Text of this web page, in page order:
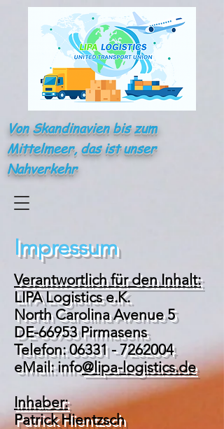
Von Skandinavien bis zum
Mittelmeer, das ist unser
Nahverkehr
Impressum
Verantwortlich für den Inhalt:
LIPA Logistics e.K.
North Carolina Avenue 5
DE-66953 Pirmasens
Telefon:06331 - 7262004
eMail: info@lipa-logistics.de
Inhaber:
Patrick Hientzsch